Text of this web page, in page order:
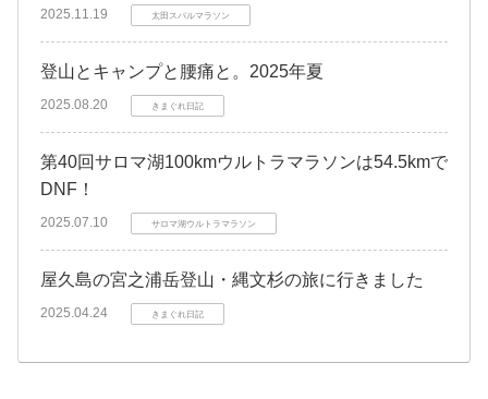
2025.11.19 太田スバルマラソン
登山とキャンプと腰痛と。2025年夏
2025.08.20 きまぐれ日記
第40回サロマ湖100kmウルトラマラソンは54.5kmで
DNF！
2025.07.10 サロマ湖ウルトラマラソン
屋久島の宮之浦岳登山・縄文杉の旅に行きました
2025.04.24 きまぐれ日記